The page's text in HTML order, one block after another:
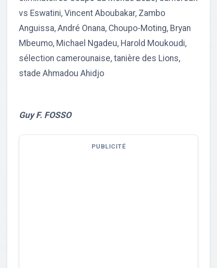
vs Eswatini, Vincent Aboubakar, Zambo
Anguissa, André Onana, Choupo-Moting, Bryan
Mbeumo, Michael Ngadeu, Harold Moukoudi,
sélection camerounaise, tanière des Lions,
stade Ahmadou Ahidjo
Guy F. FOSSO
PUBLICITÉ